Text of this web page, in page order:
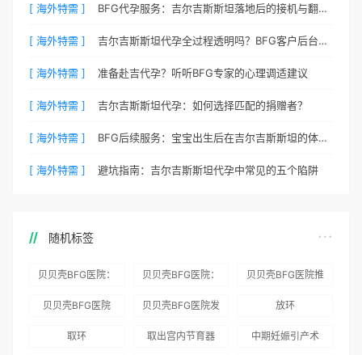
[ 海外特需 ] BFG代孕服务：吉尔吉斯斯坦落地后的接机与翻译安排
[ 海外特需 ] 吉尔吉斯斯坦代孕全过程透明吗？BFG客户后台详解
[ 海外特需 ] 准备赴吉代孕？听听BFG专家的心理调适建议
[ 海外特需 ] 吉尔吉斯斯坦代孕：如何选择匹配的捐赠者？
[ 海外特需 ] BFG后续服务：宝宝出生后在吉尔吉斯斯坦的体检与回国
[ 海外特需 ] 避坑指南：吉尔吉斯斯坦代孕中常见的五个陷阱
随机标签
贝贝壳BFG医院：
务
贝贝壳BFG医院：
术”和“法律支持”
贝贝壳BFG医院推
贝贝壳BFG医院
贝贝壳BFG医院发
放环
取环 取出宫内节育器 中期妊娠引产术